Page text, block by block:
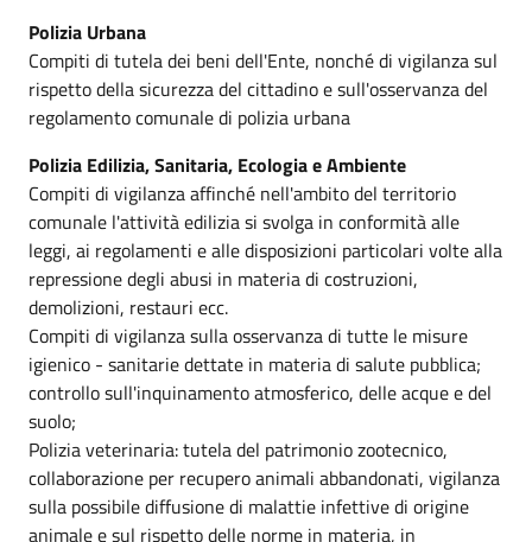
Polizia Urbana
Compiti di tutela dei beni dell'Ente, nonché di vigilanza sul
rispetto della sicurezza del cittadino e sull'osservanza del
regolamento comunale di polizia urbana
Polizia Edilizia, Sanitaria, Ecologia e Ambiente
Compiti di vigilanza affinché nell'ambito del territorio
comunale l'attività edilizia si svolga in conformità alle
leggi, ai regolamenti e alle disposizioni particolari volte alla
repressione degli abusi in materia di costruzioni,
demolizioni, restauri ecc.
Compiti di vigilanza sulla osservanza di tutte le misure
igienico - sanitarie dettate in materia di salute pubblica;
controllo sull'inquinamento atmosferico, delle acque e del
suolo;
Polizia veterinaria: tutela del patrimonio zootecnico,
collaborazione per recupero animali abbandonati, vigilanza
sulla possibile diffusione di malattie infettive di origine
animale e sul rispetto delle norme in materia, in